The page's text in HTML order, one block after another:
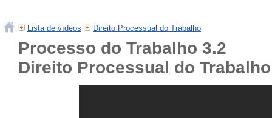
Lista de vídeos Direito Processual do Trabalho
Processo do Trabalho 3.2
Direito Processual do Trabalho